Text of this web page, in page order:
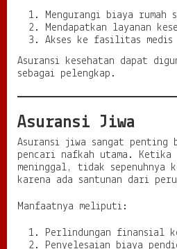
Mengurangi biaya rumah
Mendapatkan layanan
Akses ke fasilitas
Asuransi kesehatan dapat
sebagai pelengkap.
Asuransi Jiwa
Asuransi jiwa sangat penting
pencari nafkah utama. Ketika
meninggal, tidak sepenuhnya
karena ada santunan dari
Manfaatnya meliputi:
Perlindungan finansial
Penyelesaian biaya